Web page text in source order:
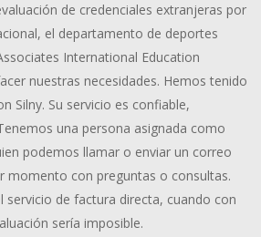
de credenciales extranjeras por
el departamento de deportes
International Education
nuestras necesidades. Hemos tenido
Silny. Su servicio es confiable,
una persona asignada como
podemos llamar o enviar un correo
momento con preguntas o consultas.
servicio de factura directa, cuando con
sería imposible.